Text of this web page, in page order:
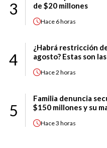
3
de $20 millones
Hace 6 horas
4
¿Habrá restricción
agosto? Estas son
Hace2 horas
5
Familia denuncia
$150 millones y su
Hace3 horas